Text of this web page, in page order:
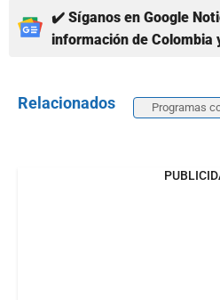
✔️ Síganos en Google
información de Colombia
Relacionados Programas